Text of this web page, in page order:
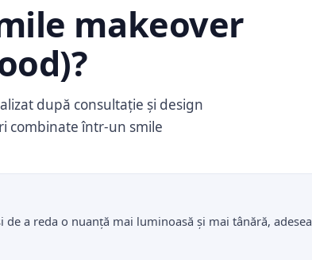
makeover
după consultație și design
combinate într-un smile
a reda o nuanță mai luminoasă și mai tânără, adesea